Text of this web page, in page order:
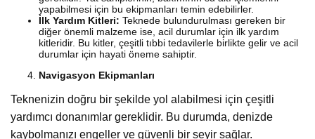
yapabilmesi için bu ekipmanları temin edebilirler.
İlk Yardım Kitleri: Teknede bulundurulması gereken bir
diğer önemli malzeme ise, acil durumlar için ilk yardım
kitleridir. Bu kitler, çeşitli tıbbi tedavilerle birlikte gelir ve acil
durumlar için hayati öneme sahiptir.
Navigasyon Ekipmanları
Teknenizin doğru bir şekilde yol alabilmesi için çeşitli
yardımcı donanımlar gereklidir. Bu durumda, denizde
kaybolmanızı engeller ve güvenli bir seyir sağlar.